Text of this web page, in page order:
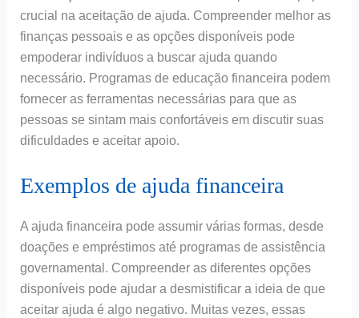
crucial na aceitação de ajuda. Compreender melhor as
finanças pessoais e as opções disponíveis pode
empoderar indivíduos a buscar ajuda quando
necessário. Programas de educação financeira podem
fornecer as ferramentas necessárias para que as
pessoas se sintam mais confortáveis em discutir suas
dificuldades e aceitar apoio.
Exemplos de ajuda financeira
A ajuda financeira pode assumir várias formas, desde
doações e empréstimos até programas de assistência
governamental. Compreender as diferentes opções
disponíveis pode ajudar a desmistificar a ideia de que
aceitar ajuda é algo negativo. Muitas vezes, essas